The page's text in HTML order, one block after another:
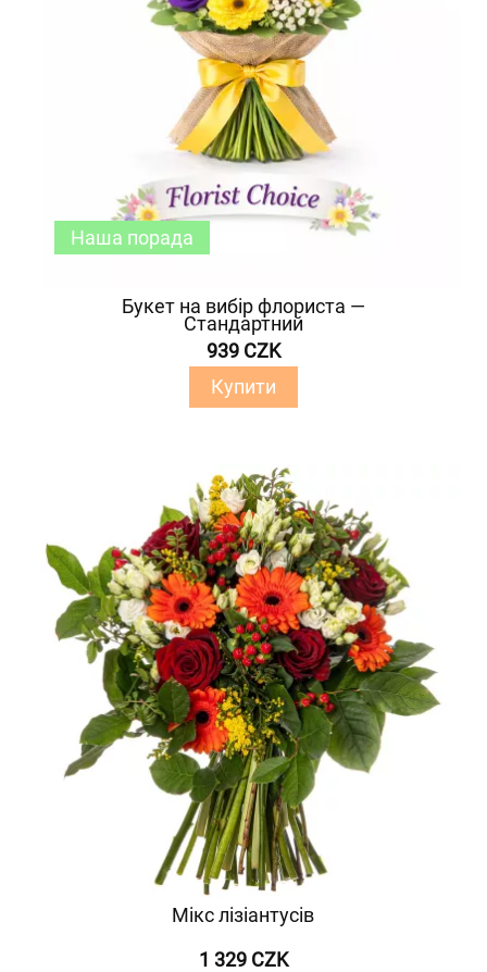
Букет на вибір флориста —
Стандартний
939 CZK
Купити
Наша порада
Мікс лізіантусів
1 329 CZK